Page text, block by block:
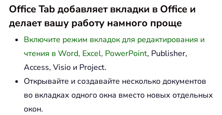
Office Tab добавляет вкладки в Office и
делает вашу работу намного проще
Включите режим вкладок для редактирования и
чтения в Word, Excel, PowerPoint, Publisher,
Access, Visio и Project.
Открывайте и создавайте несколько документов
во вкладках одного окна вместо новых отдельных
окон.